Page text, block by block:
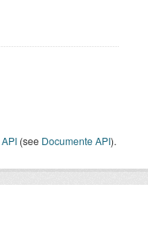
API (see Documente API).